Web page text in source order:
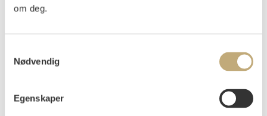
om deg.
Nødvendig
Egenskaper